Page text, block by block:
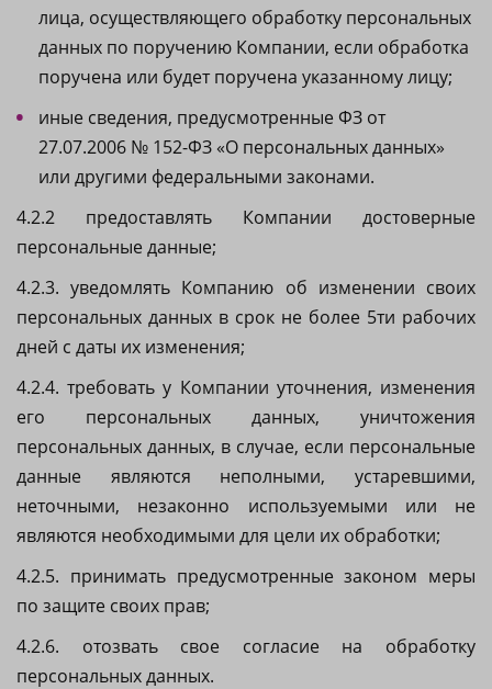
лица, осуществляющего обработку персональных
данных по поручению Компании, если обработка
поручена или будет поручена указанному лицу;
иные сведения, предусмотренные ФЗ от
27.07.2006 № 152-ФЗ «О персональных данных»
или другими федеральными законами.
4.2.2 предоставлять Компании достоверные
персональные данные;
4.2.3. уведомлять Компанию об изменении своих
персональных данных в срок не более 5ти рабочих
дней с даты их изменения;
4.2.4. требовать у Компании уточнения, изменения
его персональных данных, уничтожения
персональных данных, в случае, если персональные
данные являются неполными, устаревшими,
неточными, незаконно используемыми или не
являются необходимыми для цели их обработки;
4.2.5. принимать предусмотренные законом меры
по защите своих прав;
4.2.6. отозвать свое согласие на обработку
персональных данных.